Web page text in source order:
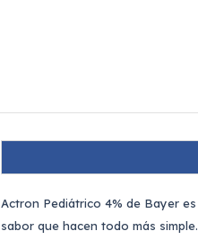
Actron Pediátrico 4% de Bayer
sabor que hacen todo más